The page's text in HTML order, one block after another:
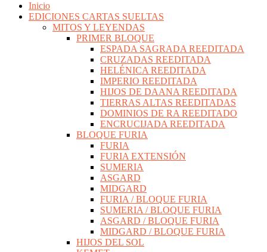
Inicio
EDICIONES CARTAS SUELTAS
MITOS Y LEYENDAS
PRIMER BLOQUE
ESPADA SAGRADA REEDITADA
CRUZADAS REEDITADA
HELÉNICA REEDITADA
IMPERIO REEDITADA
HIJOS DE DAANA REEDITADA
TIERRAS ALTAS REEDITADAS
DOMINIOS DE RA REEDITADO
ENCRUCIJADA REEDITADA
BLOQUE FURIA
FURIA
FURIA EXTENSIÓN
SUMERIA
ASGARD
MIDGARD
FURIA / BLOQUE FURIA
SUMERIA / BLOQUE FURIA
ASGARD / BLOQUE FURIA
MIDGARD / BLOQUE FURIA
HIJOS DEL SOL